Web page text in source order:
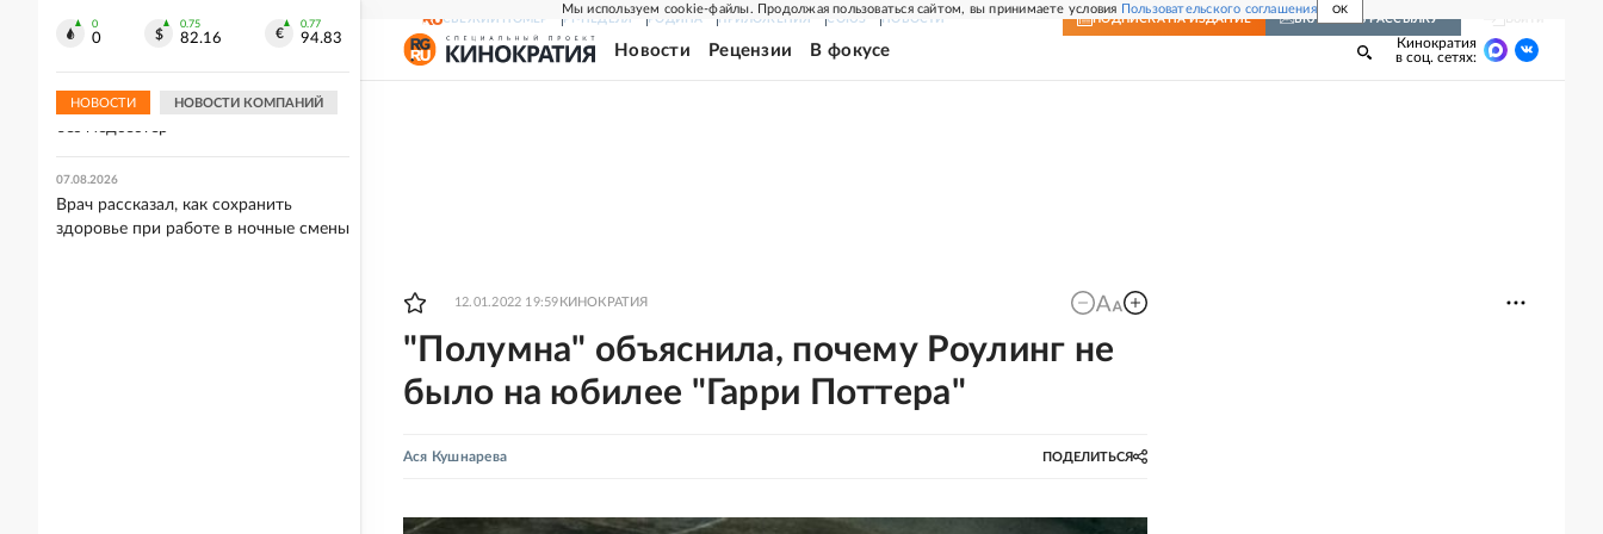
Мы используем cookie-файлы. Продолжая пользоваться сайтом, вы принимаете условия Пользовательского соглашения OK
СВЕЖИЙ НОМЕР РГ-НЕДЕЛЯ РОДИНА ПРИЛОЖЕНИЯ СОЮЗ НОВОСТИ ПОДПИСКА НА ИЗДАНИЕ ВКЛЮЧИТЬ РАССЫЛКУ
Новости Рецензии В фокусе
Кинократия
в соц. сетях:
12.01.2022 19:59 КИНОКРАТИЯ
"Полумна" объяснила, почему Роулинг не
было на юбилее "Гарри Поттера"
Ася Кушнарева ПОДЕЛИТЬСЯ
0
0
0.75
82.16
0.77
94.83
НОВОСТИ НОВОСТИ КОМПАНИЙ
киевские больницы могут остаться
без медсестер
07.08.2026
Врач рассказал, как сохранить
здоровье при работе в ночные смены